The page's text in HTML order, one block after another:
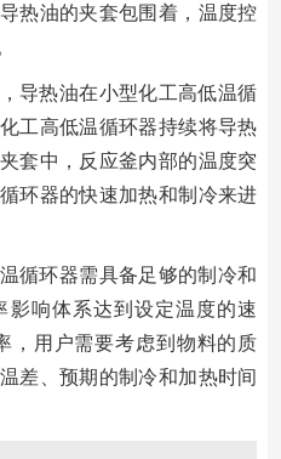
热油的夹套包围着，温度控
导热油在小型化工高低温循
工高低温循环器持续将导热
套中，反应釜内部的温度突
环器的快速加热和制冷来进
循环器需具备足够的制冷和
影响体系达到设定温度的速
，用户需要考虑到物料的质
差、预期的制冷和加热时间